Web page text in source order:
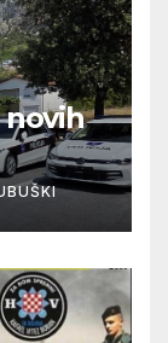
novih